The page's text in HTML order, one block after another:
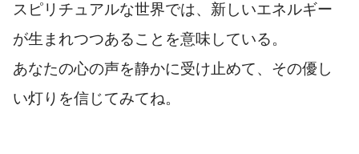
スピリチュアルな世界では、新しいエネルギー
が生まれつつあることを意味している。
あなたの心の声を静かに受け止めて、その優し
い灯りを信じてみてね。